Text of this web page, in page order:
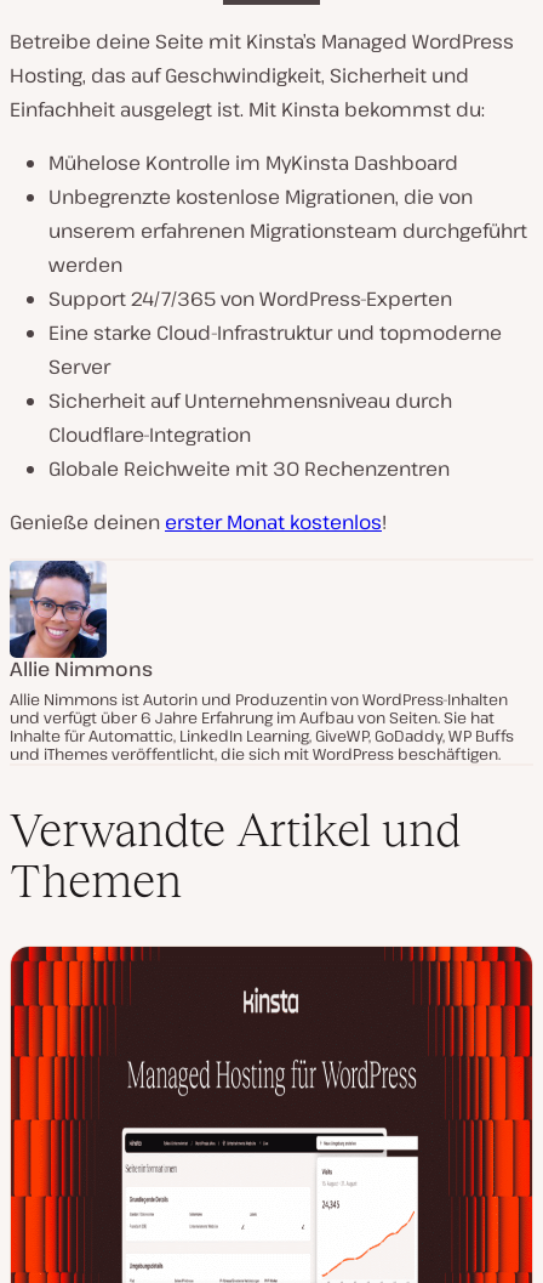
Betreibe deine Seite mit Kinsta’s Managed WordPress
Hosting, das auf Geschwindigkeit, Sicherheit und
Einfachheit ausgelegt ist. Mit Kinsta bekommst du:
Mühelose Kontrolle im MyKinsta Dashboard
Unbegrenzte kostenlose Migrationen, die von
unserem erfahrenen Migrationsteam durchgeführt
werden
Support 24/7/365 von WordPress-Experten
Eine starke Cloud-Infrastruktur und topmoderne
Server
Sicherheit auf Unternehmensniveau durch
Cloudflare-Integration
Globale Reichweite mit 30 Rechenzentren
Genieße deinen erster Monat kostenlos!
Allie Nimmons
Allie Nimmons ist Autorin und Produzentin von WordPress-Inhalten
und verfügt über 6 Jahre Erfahrung im Aufbau von Seiten. Sie hat
Inhalte für Automattic, LinkedIn Learning, GiveWP, GoDaddy, WP Buffs
und iThemes veröffentlicht, die sich mit WordPress beschäftigen.
Verwandte Artikel und
Themen